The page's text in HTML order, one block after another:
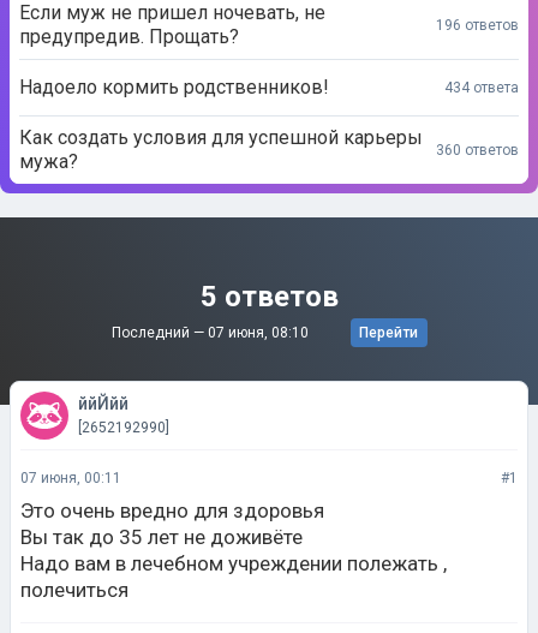
Если муж не пришел ночевать, не
предупредив. Прощать?
196 ответов
Надоело кормить родственников! 434 ответа
Как создать условия для успешной карьеры
мужа?
360 ответов
5 ответов
Последний — 07 июня, 08:10 Перейти
ййЙйй
[2652192990]
07 июня, 00:11 #1
Это очень вредно для здоровья
Вы так до 35 лет не доживёте
Надо вам в лечебном учреждении полежать ,
полечиться